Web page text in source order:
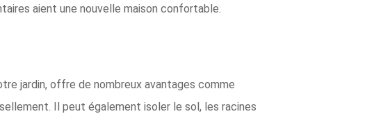
aient une nouvelle maison confortable.
jardin, offre de nombreux avantages comme
Il peut également isoler le sol, les racines